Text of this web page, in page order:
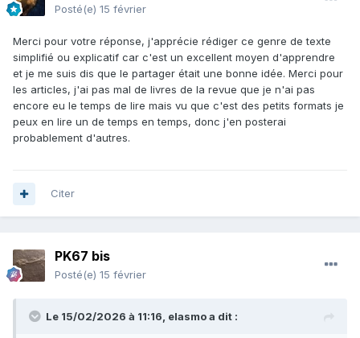
Posté(e) 15 février
Merci pour votre réponse, j'apprécie rédiger ce genre de texte
simplifié ou explicatif car c'est un excellent moyen d'apprendre
et je me suis dis que le partager était une bonne idée. Merci pour
les articles, j'ai pas mal de livres de la revue que je n'ai pas
encore eu le temps de lire mais vu que c'est des petits formats je
peux en lire un de temps en temps, donc j'en posterai
probablement d'autres.
Citer
PK67 bis
Posté(e) 15 février
Le 15/02/2026 à 11:16, elasmoa dit :